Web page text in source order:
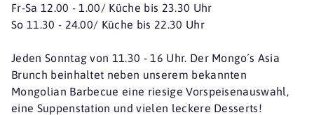
Fr-Sa 12.00 - 1.00/ Küche bis 23.30 Uhr
So 11.30 - 24.00/ Küche bis 22.30 Uhr
Jeden Sonntag von 11.30 - 16 Uhr. Der Mongo´s Asia
Brunch beinhaltet neben unserem bekannten
Mongolian Barbecue eine riesige Vorspeisenauswahl,
eine Suppenstation und vielen leckere Desserts!